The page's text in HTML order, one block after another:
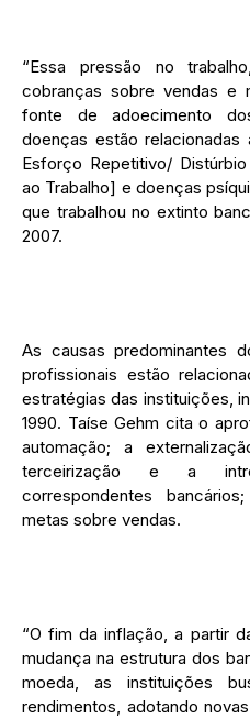
“Essa pressão no
cobranças sobre vendas e
fonte de adoecimento
doenças estão
Esforço Repetitivo/
ao Trabalho] e doenças
que trabalhou no extinto
2007.
As causas predominantes
profissionais estão
estratégias das instituições,
1990. Taíse Gehm cita o
automação; a
terceirização e a
correspondentes
metas sobre vendas.
“O fim da inflação, a partir
mudança na estrutura dos
moeda, as instituições
rendimentos, adotando